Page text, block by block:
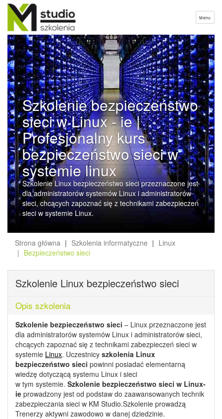
Menu
Szkolenie bezpieczeństwo
sieci w Linux - ie |
Profesjonalny kurs
bezpieczeństwo sieci w
systemie linux
Szkolenie Linux bezpieczeństwo sieci przeznaczone jest
dla administratorów systemów Linux i administratorów
sieci, chcących zapoznać się z technikami zabezpieczeń
sieci w systemie Linux.
Strona główna Szkolenia informatyczne
Linux
Bezpieczeństwo sieci
Szkolenie Linux bezpieczeństwo sieci
Opis szkolenia
Szkolenie bezpieczeństwo sieci – Linux przeznaczone jest
dla administratorów systemów Linux i administratorów sieci,
chcących zapoznać się z technikami zabezpieczeń sieci w
systemie Linux. Uczestnicy szkolenia Linux
bezpieczeństwo sieci powinni posiadać elementarną
wiedzę dotyczącą systemu Linux i sieci
w tym systemie. Szkolenie bezpieczeństwo sieci w Linux-
ie prowadzony jest od podstaw do zaawansowanych technik
zabezpieczania sieci w KM Studio.Szkolenie prowadzą
Trenerzy aktywni zawodowo w danej dziedzinie.